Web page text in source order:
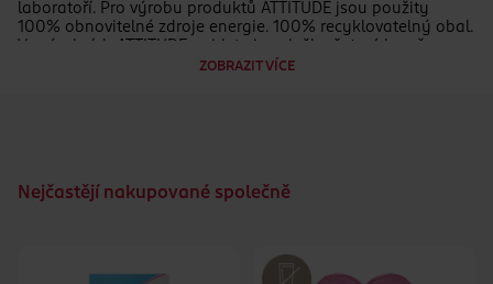
laboratoří. Pro výrobu produktů ATTITUDE jsou použity
100% obnovitelné zdroje energie. 100% recyklovatelný obal.
zdraví („worry-free ingredients“), a to bez kompromisů.
ZOBRAZIT VÍCE
Nejčastějí nakupované společně